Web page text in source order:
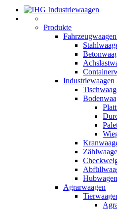
Produkte
Industriewaagen
Agrarwaagen